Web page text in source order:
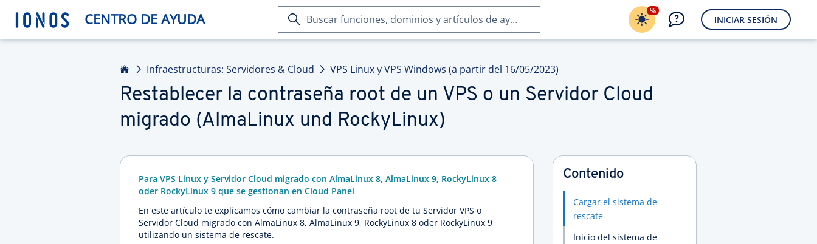
CENTRO DE AYUDA
Buscar
funciones,
artículos
ayuda
%
INICIAR SESIÓN
Infraestructuras: Servidores & Cloud VPS Linux y VPS Windows (a partir del 16/05/2023)
Restablecer la contraseña root de un VPS o un Servidor Cloud
migrado (AlmaLinux und RockyLinux)
Para VPS Linux y Servidor Cloud migrado con AlmaLinux 8, AlmaLinux 9, RockyLinux 8
oder RockyLinux 9 que se gestionan en Cloud Panel
En este artículo te explicamos cómo cambiar la contraseña root de tu Servidor VPS o
Servidor Cloud migrado con AlmaLinux 8, AlmaLinux 9, RockyLinux 8 oder RockyLinux 9
utilizando un sistema de rescate.
Contenido
Cargar el sistema de
rescate
Inicio del sistema de